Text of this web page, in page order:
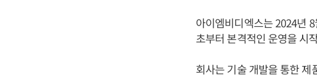
아이엠비디엑스는 2024년
초부터 본격적인 운영을 시
회사는 기술 개발을 통한 제